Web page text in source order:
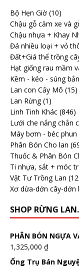
Bộ Hẹn Giờ (10)
Chậu gỗ căm xe và
Chậu nhựa + Khay
Đá nhiều loại + vỏ
Đất+Giá thể trồng
Hạt giống rau mầm
Kềm - kéo - súng
Lan con Cấy Mô (15)
Lan Rừng (1)
Linh Tinh Khác (846)
Lưới che nắng chắn
Máy bơm - béc
Phân Bón Cho lan
Thuốc & Phân Bón
Ti nhựa, sắt + móc
Vật Tư Trồng Lan
Xơ dừa-dớn cây-dớn
SHOP RỪNG
PHÂN BÓN NGỰA
1,325,000 ₫
Ống Trụ Bán